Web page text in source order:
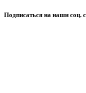
Подписаться на наши соц.